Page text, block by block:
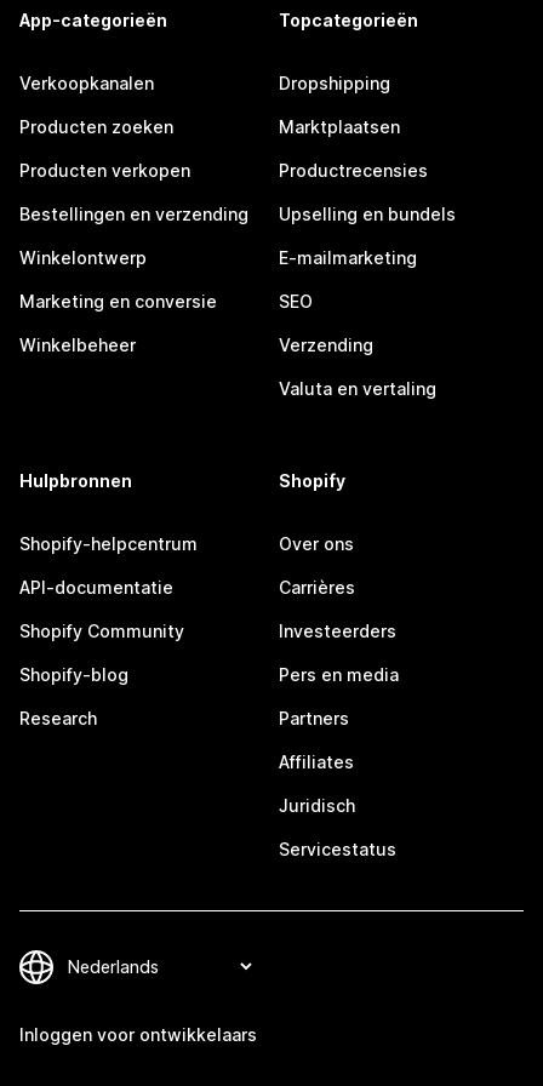
App-categorieën
Verkoopkanalen
Producten zoeken
Producten verkopen
Bestellingen en verzending
Winkelontwerp
Marketing en conversie
Winkelbeheer
Topcategorieën
Dropshipping
Marktplaatsen
Productrecensies
Upselling en bundels
E-mailmarketing
SEO
Verzending
Valuta en vertaling
Hulpbronnen
Shopify-helpcentrum
API-documentatie
Shopify Community
Shopify-blog
Research
Shopify
Over ons
Carrières
Investeerders
Pers en media
Partners
Affiliates
Juridisch
Servicestatus
Inloggen voor ontwikkelaars